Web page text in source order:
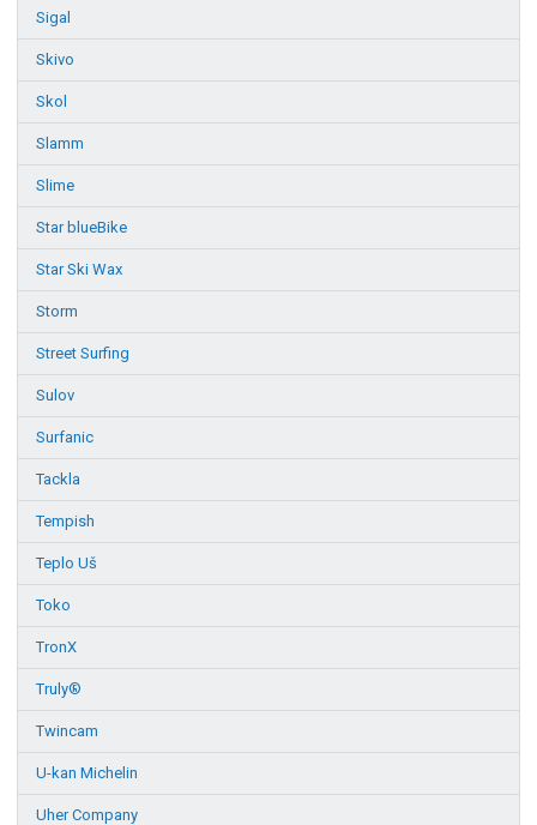
Sigal
Skivo
Skol
Slamm
Slime
Star blueBike
Star Ski Wax
Storm
Street Surfing
Sulov
Surfanic
Tackla
Tempish
Teplo Uš
Toko
TronX
Truly®
Twincam
U-kan Michelin
Uher Company